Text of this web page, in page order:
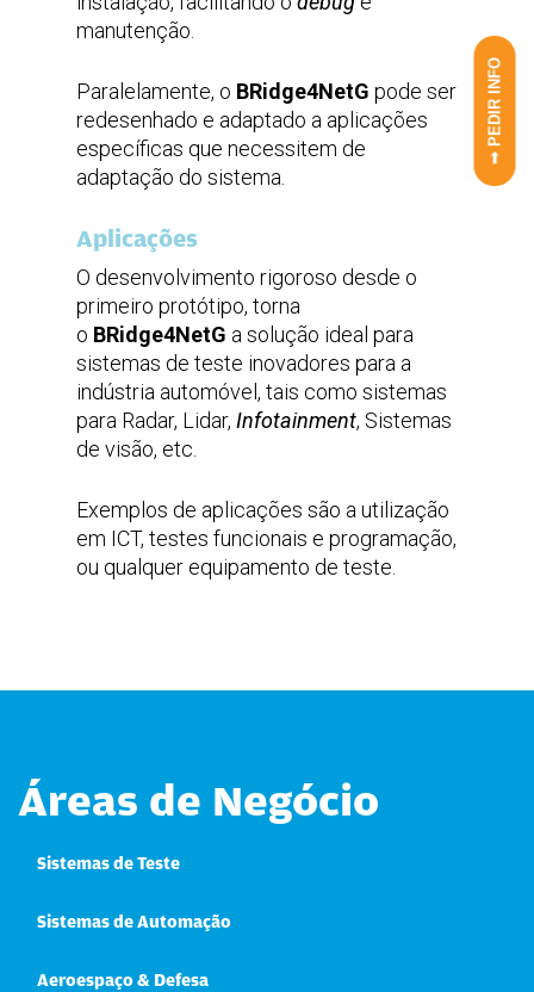
manutenção.
Paralelamente, o BRidge4NetG pode ser
redesenhado e adaptado a aplicações
específicas que necessitem de
adaptação do sistema.
Aplicações
O desenvolvimento rigoroso desde o
primeiro protótipo, torna
o BRidge4NetG a solução ideal para
sistemas de teste inovadores para a
indústria automóvel, tais como sistemas
para Radar, Lidar, Infotainment, Sistemas
de visão, etc.
Exemplos de aplicações são a utilização
em ICT, testes funcionais e programação,
ou qualquer equipamento de teste.
➟ PEDIR INFO
Áreas de Negócio
Sistemas de Teste
Sistemas de Automação
Aeroespaço & Defesa